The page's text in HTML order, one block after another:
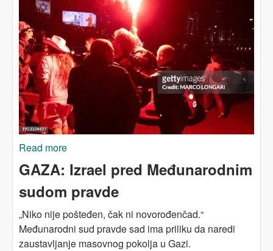
Read more
nakon 7. oktobra
GAZA: Izrael pred Međunarodnim
sudom pravde
„Niko nije pošteđen, čak ni novorođenčad.“
Međunarodni sud pravde sad ima priliku da naredi
zaustavljanje masovnog pokolja u Gazi.